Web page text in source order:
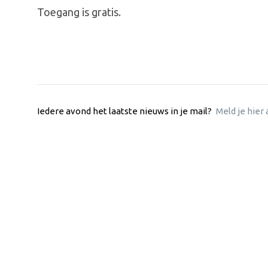
Toegang is gratis.
Iedere avond het laatste nieuws in je mail? Meld je hier